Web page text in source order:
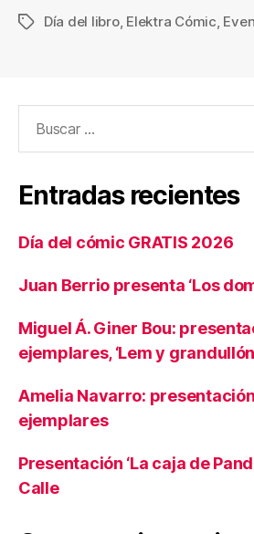
Etiquetas
Día del libro, Elektra Cómic,
Entradas recientes
Día del cómic GRATIS 2026
Juan Berrio presenta ‘Los
Miguel Á. Giner Bou:
ejemplares, ‘Lem y
Amelia Navarro:
ejemplares
Presentación ‘La caja de
Calle